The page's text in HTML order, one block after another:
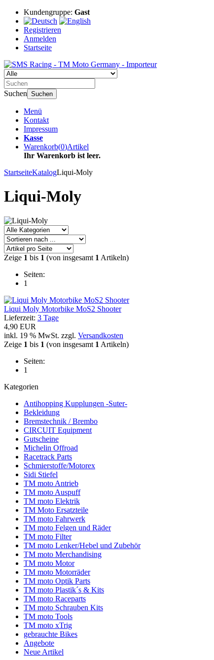
Kundengruppe: Gast
Registrieren
Anmelden
Startseite
Suchen Suchen
Menü
Kontakt
Impressum
Kasse
Warenkorb(0)Artikel
Ihr Warenkorb ist leer.
StartseiteKatalogLiqui-Moly
Liqui-Moly
Zeige 1 bis 1 (von insgesamt 1 Artikeln)
Seiten:
1
Liqui Moly Motorbike MoS2 Shooter
Lieferzeit: 3 Tage
4,90 EUR
inkl. 19 % MwSt. zzgl. Versandkosten
Zeige 1 bis 1 (von insgesamt 1 Artikeln)
Seiten:
1
Kategorien
Antihopping Kupplungen -Suter-
Bekleidung
Bremstechnik / Brembo
CIRCUIT Equipment
Gutscheine
Michelin Offroad
Racetrack Parts
Schmierstoffe/Motorex
Sidi Stiefel
TM moto Antrieb
TM moto Auspuff
TM moto Elektrik
TM Moto Ersatzteile
TM moto Fahrwerk
TM moto Felgen und Räder
TM moto Filter
TM moto Lenker/Hebel und Zubehör
TM moto Merchandising
TM moto Motor
TM moto Motorräder
TM moto Optik Parts
TM moto Plastik´s & Kits
TM moto Raceparts
TM moto Schrauben Kits
TM moto Tools
TM moto xTrig
gebrauchte Bikes
Angebote
Neue Artikel